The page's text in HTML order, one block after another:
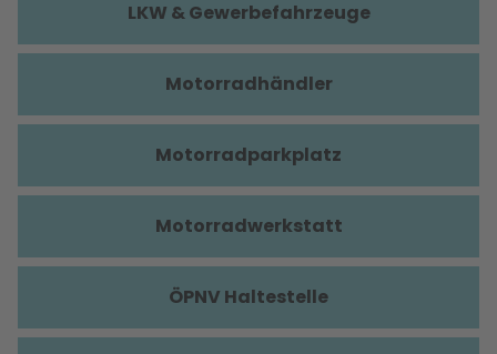
LKW & Gewerbefahrzeuge
Motorradhändler
Motorradparkplatz
Motorradwerkstatt
ÖPNV Haltestelle